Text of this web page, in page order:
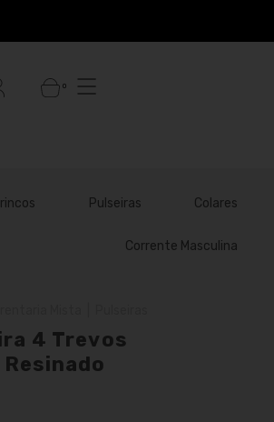
0
Pulseiras Colares
Corrente Masculina
4 Trevos